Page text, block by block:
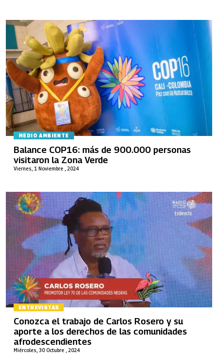
MEDIO AMBIENTE
Viernes, 1 Noviembre , 2024
Balance COP16: más de 900.000 personas
visitaron la Zona Verde
ENTREVISTAS
Miércoles, 30 Octubre , 2024
Conozca el trabajo de Carlos Rosero y su
aporte a los derechos de las comunidades
afrodescendientes